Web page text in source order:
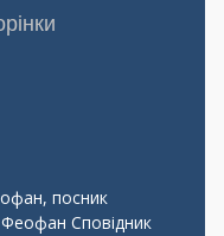
посник
Сповідник